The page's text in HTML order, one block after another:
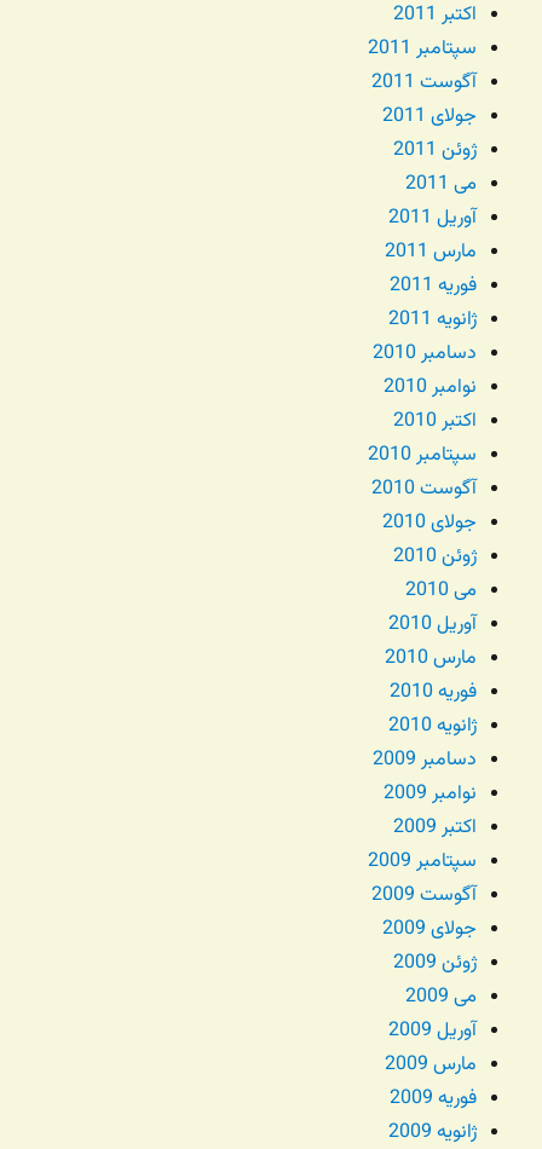
اکتبر 2011
سپتامبر 2011
آگوست 2011
جولای 2011
ژوئن 2011
می 2011
آوریل 2011
مارس 2011
فوریه 2011
ژانویه 2011
دسامبر 2010
نوامبر 2010
اکتبر 2010
سپتامبر 2010
آگوست 2010
جولای 2010
ژوئن 2010
می 2010
آوریل 2010
مارس 2010
فوریه 2010
ژانویه 2010
دسامبر 2009
نوامبر 2009
اکتبر 2009
سپتامبر 2009
آگوست 2009
جولای 2009
ژوئن 2009
می 2009
آوریل 2009
مارس 2009
فوریه 2009
ژانویه 2009